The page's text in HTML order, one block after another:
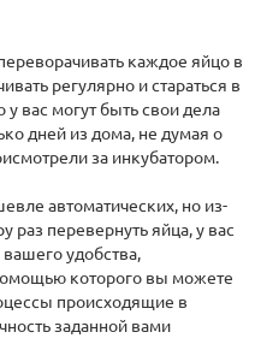
каждое яйцо в
регулярно и стараться в
вас могут быть свои дела
дней из дома, не думая о
за инкубатором.
автоматических, но из-
раз перевернуть яйца, у вас
удобства,
которого вы можете
происходящие в
заданной вами